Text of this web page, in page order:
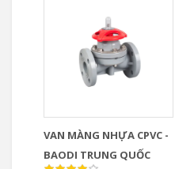
VAN MÀNG NHỰA ​​​​​​​CPVC -
BAODI TRUNG QUỐC